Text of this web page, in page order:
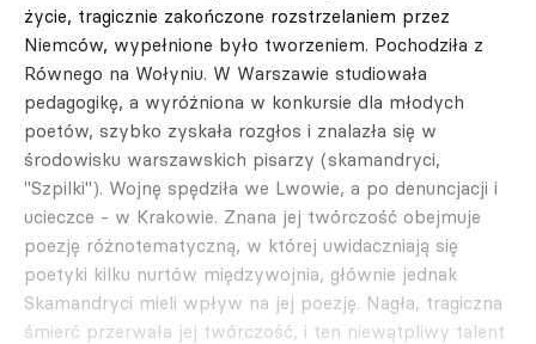
życie, tragicznie zakończone rozstrzelaniem przez
Niemców, wypełnione było tworzeniem. Pochodziła z
Równego na Wołyniu. W Warszawie studiowała
pedagogikę, a wyróżniona w konkursie dla młodych
poetów, szybko zyskała rozgłos i znalazła się w
środowisku warszawskich pisarzy (skamandryci,
"Szpilki"). Wojnę spędziła we Lwowie, a po denuncjacji i
ucieczce - w Krakowie. Znana jej twórczość obejmuje
poezję różnotematyczną, w której uwidaczniają się
poetyki kilku nurtów międzywojnia, głównie jednak
Skamandryci mieli wpływ na jej poezję. Nagła, tragiczna
śmierć przerwała jej twórczość, i ten niewątpliwy talent